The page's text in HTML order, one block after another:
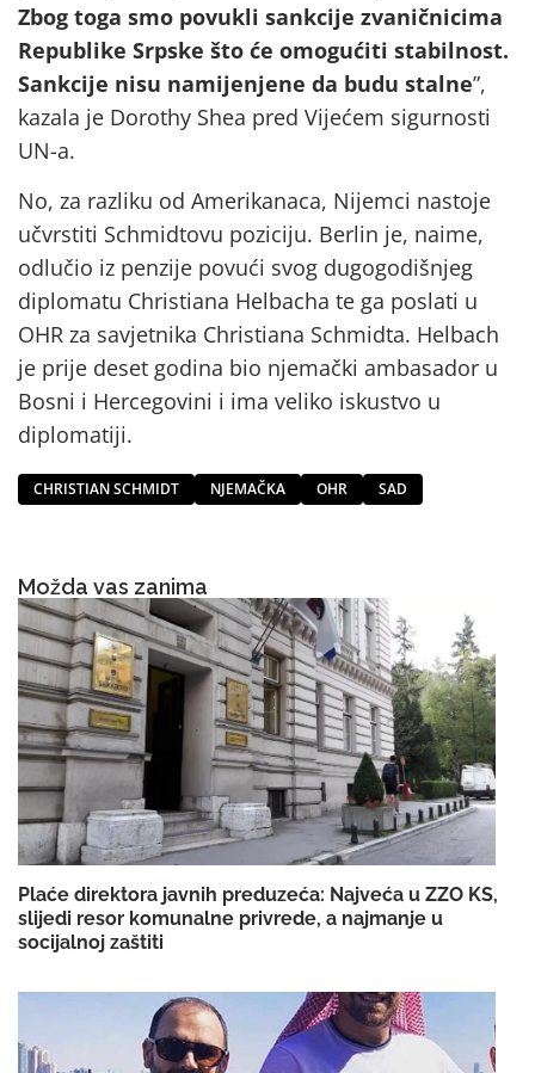
Zbog toga smo povukli sankcije zvaničnicima
Republike Srpske što će omogućiti stabilnost.
Sankcije nisu namijenjene da budu stalne”,
kazala je Dorothy Shea pred Vijećem sigurnosti
UN-a.
No, za razliku od Amerikanaca, Nijemci nastoje
učvrstiti Schmidtovu poziciju. Berlin je, naime,
odlučio iz penzije povući svog dugogodišnjeg
diplomatu Christiana Helbacha te ga poslati u
OHR za savjetnika Christiana Schmidta. Helbach
je prije deset godina bio njemački ambasador u
Bosni i Hercegovini i ima veliko iskustvo u
diplomatiji.
CHRISTIAN SCHMIDT NJEMAČKA OHR SAD
Možda vas zanima
Plaće direktora javnih preduzeća: Najveća u ZZO KS,
slijedi resor komunalne privrede, a najmanje u
socijalnoj zaštiti